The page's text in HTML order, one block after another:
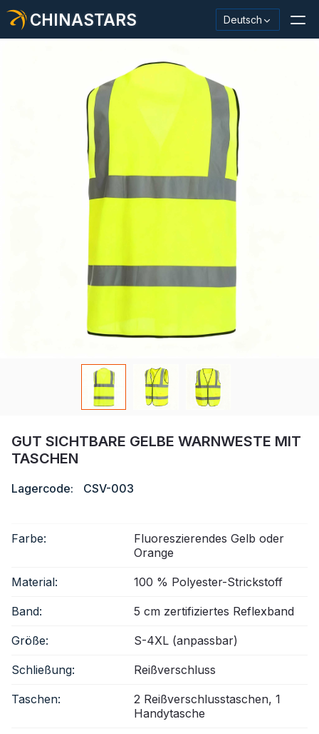
CHINASTARS Deutsch
Reflektierendes Material / Klebeband
Modischer reflektierender Stoff
Sicherheitskleidung
Im Dunkeln leuchtendes Material
Industrieller Waschbesatz
Über CHINASTARS
GUT SICHTBARE GELBE WARNWESTE MIT
TASCHEN
Lagercode: CSV-003
Farbe:
Fluoreszierendes Gelb oder
Orange
Material: 100 % Polyester-Strickstoff
Band: 5 cm zertifiziertes Reflexband
Größe: S-4XL (anpassbar)
Schließung: Reißverschluss
Taschen:
2 Reißverschlusstaschen, 1
Handytasche